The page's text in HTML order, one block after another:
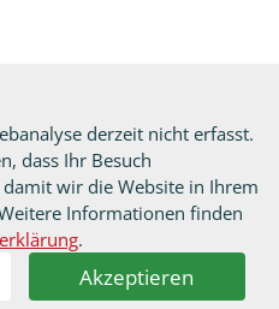
derzeit nicht erfasst.
dass Ihr Besuch
wir die Website in Ihrem
Informationen finden
.
Akzeptieren